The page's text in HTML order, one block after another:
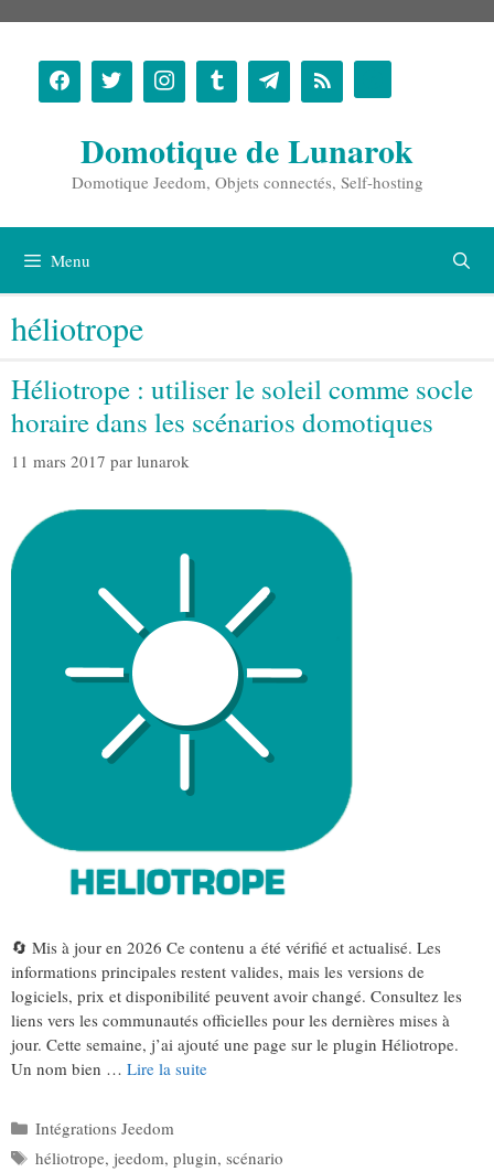
contenu
Domotique de Lunarok
Domotique Jeedom, Objets connectés, Self-hosting
Menu
héliotrope
Héliotrope : utiliser le soleil comme socle
horaire dans les scénarios domotiques
11 mars 2017 par lunarok
🔄 Mis à jour en 2026 Ce contenu a été vérifié et actualisé. Les
informations principales restent valides, mais les versions de
logiciels, prix et disponibilité peuvent avoir changé. Consultez les
liens vers les communautés officielles pour les dernières mises à
jour. Cette semaine, j’ai ajouté une page sur le plugin Héliotrope.
Un nom bien … Lire la suite
Catégories
Intégrations Jeedom
Étiquettes
héliotrope, jeedom, plugin, scénario